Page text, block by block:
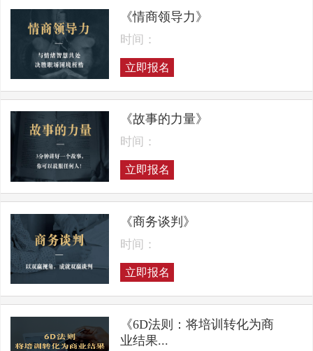
《情商领导力》
时间：
立即报名
《故事的力量》
时间：
立即报名
《商务谈判》
时间：
立即报名
《6D法则：将培训转化为商
业结果...